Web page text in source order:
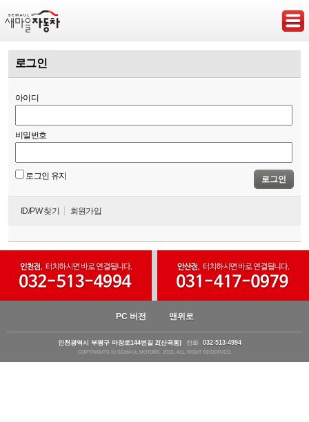
로그인
아이디
비밀번호
로그인 유지 로그인
ID/PW 찾기 회원가입
PC 버전 맨위로
인천광역시 부평구 마장로144번길 2(산곡동) 전화 032-513-4994
COPYRIGHTS ⓒ SEMAUL MOTORS. 2015. ALL RIGHT RESERVED.